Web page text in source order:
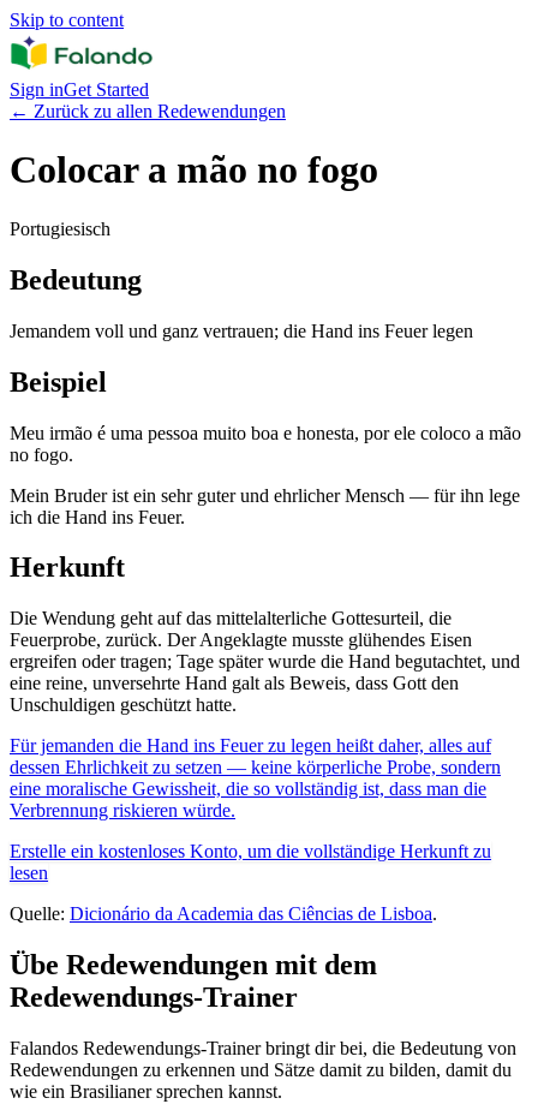
Skip to content
Sign inGet Started
← Zurück zu allen Redewendungen
Colocar a mão no fogo
Portugiesisch
Bedeutung
Jemandem voll und ganz vertrauen; die Hand ins Feuer legen
Beispiel
Meu irmão é uma pessoa muito boa e honesta, por ele coloco a mão
no fogo.
Mein Bruder ist ein sehr guter und ehrlicher Mensch — für ihn lege
ich die Hand ins Feuer.
Herkunft
Die Wendung geht auf das mittelalterliche Gottesurteil, die
Feuerprobe, zurück. Der Angeklagte musste glühendes Eisen
ergreifen oder tragen; Tage später wurde die Hand begutachtet, und
eine reine, unversehrte Hand galt als Beweis, dass Gott den
Unschuldigen geschützt hatte.
Für jemanden die Hand ins Feuer zu legen heißt daher, alles auf
dessen Ehrlichkeit zu setzen — keine körperliche Probe, sondern
eine moralische Gewissheit, die so vollständig ist, dass man die
Verbrennung riskieren würde.
Erstelle ein kostenloses Konto, um die vollständige Herkunft zu
lesen
Quelle: Dicionário da Academia das Ciências de Lisboa.
Übe Redewendungen mit dem
Redewendungs-Trainer
Falandos Redewendungs-Trainer bringt dir bei, die Bedeutung von
Redewendungen zu erkennen und Sätze damit zu bilden, damit du
wie ein Brasilianer sprechen kannst.